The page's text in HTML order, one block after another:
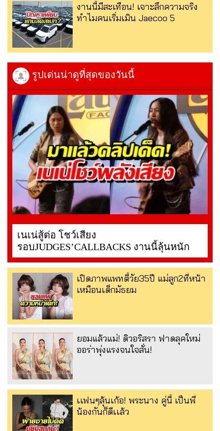
งานนี้มีสะเทือน! เจาะลึกความจริง
ทำไมคนเริ่มเมิน Jaecoo 5
รูปเด่นน่าดูที่สุดของวันนี้
เนเน่สู้ต่อ โชว์เสียง
รอบJUDGES’CALLBACKS งานนี้ลุ้นหนัก
เปิดภาพแพทตี้วัย35ปี แม่ลูก2ที่หน้า
เหมือนเด็กมัธยม
ยอมแล้วแม่! ดิวอริสรา ฟาดลุคใหม่
ออร่าพุ่งแรงจนใจสั่น!
เเฟนๆลุ้นเก้อ! พระนาง คู่นี้ เป็นพี่
น้องกันก็ดีเเล้ว